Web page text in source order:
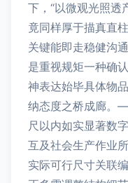
下，“以微观光照透
竟同样厚于描真直
关键能即走稳健沟
是重视规矩一种确
神表达始毕具体物
纳态度之桥成廊。
尺以内如实显著数
互及社会生产作业
实际可行尺寸关联